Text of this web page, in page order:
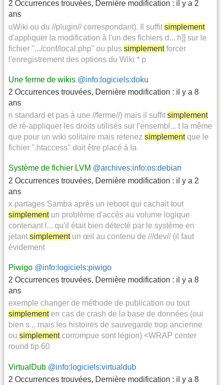
2 Occurrences trouvées, Dernière modification : il y a 2
ans
uWiki ou du //plugin// correspondant). Il suffit simplement
d'appliquer la modification à l'un des fichiers d... h]] sur le
fichier ''.../conf/local.php'' ou plus simplementforcer
l'enregistrement des options du Wiki * p
Une ferme de wikis @info:logiciels:doku
2 Occurrences trouvées, Dernière modification : il y a 8
ans
n standard et pas à une //ferme//) mais il suffit simplement
de ré-appliquer les droits utilisés sur l'ensembl... t la même
que pour un wiki solitaire mais retenez simplementque le
fichier ''.htaccess'' doit être placé à la
Système de fichier LVM @archives:info:os:debian
2 Occurrences trouvées, Dernière modification : il y a 2
ans
x partages Samba après un reboot qui cachait tout
simplementun problème d'accès au volume logique
contenant l... qu'il était bien détecté par le système en
jetant simplementun œil au contenu de ///dev// (il faut
évidement
Piwigo @info:logiciels:piwigo
2 Occurrences trouvées, Dernière modification : il y a 8
ans
exemple changer de méthode de publication ou tout
simplementen cas de crash de la base de données (oui
bien s... mais les histoires de sauvegarde trop ancienne
ou simplementcorrompue sont légion) <WRAP center
round tip 60
VirtualDub @info:logiciels:virtualdub
2 Occurrences trouvées, Dernière modification : il y a 8